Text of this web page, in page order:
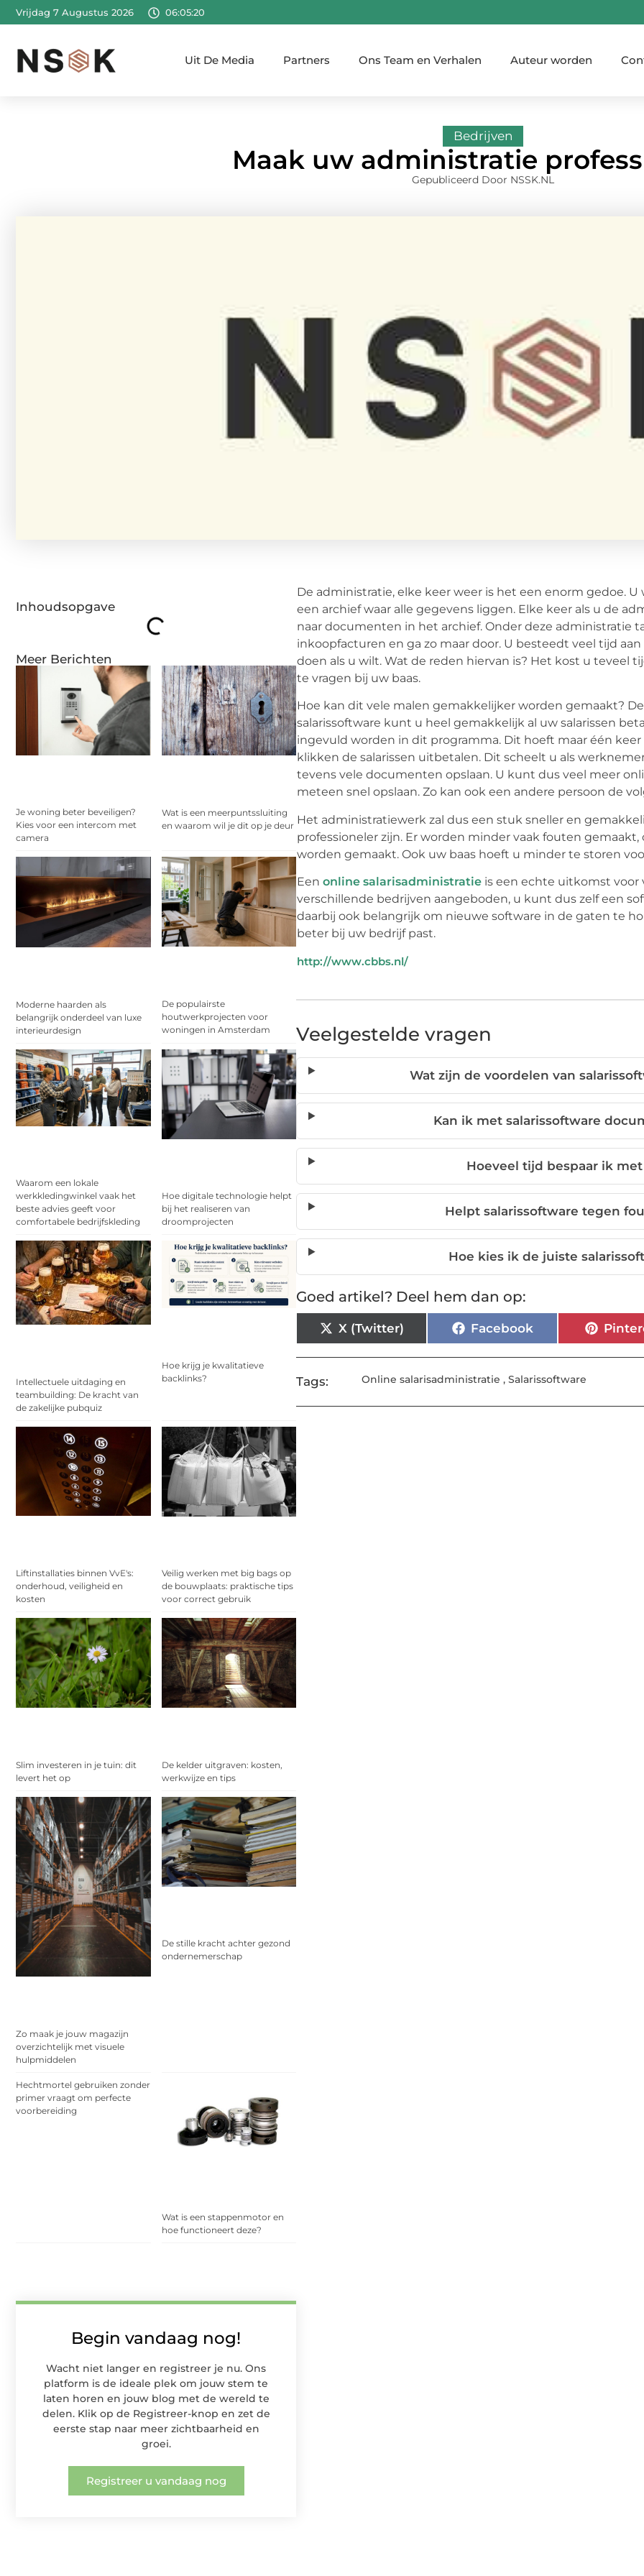
Vrijdag 7 Augustus 2026 06:05:21
Uit De Media Partners Ons Team en Verhalen Auteur worden
Bedrijven
Maak uw administratie
Gepubliceerd Door NSSK.NL
Inhoudsopgave
Meer Berichten
Je woning beter beveiligen?
Kies voor een intercom met
camera
Wat is een meerpuntssluiting
en waarom wil je dit op je deur
Moderne haarden als
belangrijk onderdeel van luxe
interieurdesign
De populairste
houtwerkprojecten voor
woningen in Amsterdam
Waarom een lokale
werkkledingwinkel vaak het
beste advies geeft voor
comfortabele bedrijfskleding
Hoe digitale technologie helpt
bij het realiseren van
droomprojecten
Intellectuele uitdaging en
teambuilding: De kracht van
de zakelijke pubquiz
Hoe krijg je kwalitatieve
backlinks?
Liftinstallaties binnen VvE's:
onderhoud, veiligheid en
kosten
Veilig werken met big bags op
de bouwplaats: praktische tips
voor correct gebruik
Slim investeren in je tuin: dit
levert het op
De kelder uitgraven: kosten,
werkwijze en tips
Zo maak je jouw magazijn
overzichtelijk met visuele
hulpmiddelen
De stille kracht achter gezond
ondernemerschap
Hechtmortel gebruiken zonder
primer vraagt om perfecte
voorbereiding
Wat is een stappenmotor en
hoe functioneert deze?
Begin vandaag nog!
Wacht niet langer en registreer je nu. Ons
platform is de ideale plek om jouw stem te
laten horen en jouw blog met de wereld te
delen. Klik op de Registreer-knop en zet de
eerste stap naar meer zichtbaarheid en
groei.
Registreer u vandaag nog
De administratie, elke keer weer is het een enorm gedoe.
een archief waar alle gegevens liggen. Elke keer als u de
naar documenten in het archief. Onder deze administratie
inkoopfacturen en ga zo maar door. U besteedt veel tijd
doen als u wilt. Wat de reden hiervan is? Het kost u teveel
te vragen bij uw baas.
Hoe kan dit vele malen gemakkelijker worden gemaakt?
salarissoftware kunt u heel gemakkelijk al uw salarissen
ingevuld worden in dit programma. Dit hoeft maar één
klikken de salarissen uitbetalen. Dit scheelt u als
tevens vele documenten opslaan. U kunt dus veel meer
meteen snel opslaan. Zo kan ook een andere persoon de
Het administratiewerk zal dus een stuk sneller en
professioneler zijn. Er worden minder vaak fouten
worden gemaakt. Ook uw baas hoeft u minder te storen
Een online salarisadministratie is een echte uitkomst voor
verschillende bedrijven aangeboden, u kunt dus zelf een
daarbij ook belangrijk om nieuwe software in de gaten te
beter bij uw bedrijf past.
http://www.cbbs.nl/
Veelgestelde vragen
Wat zijn de voordelen van
Kan ik met salarissoftware
Hoeveel tijd bespaar ik
Helpt salarissoftware tegen
Hoe kies ik de juiste
Goed artikel? Deel hem dan op:
X (Twitter) Facebook
Tags: Online salarisadministratie , Salarissoftware